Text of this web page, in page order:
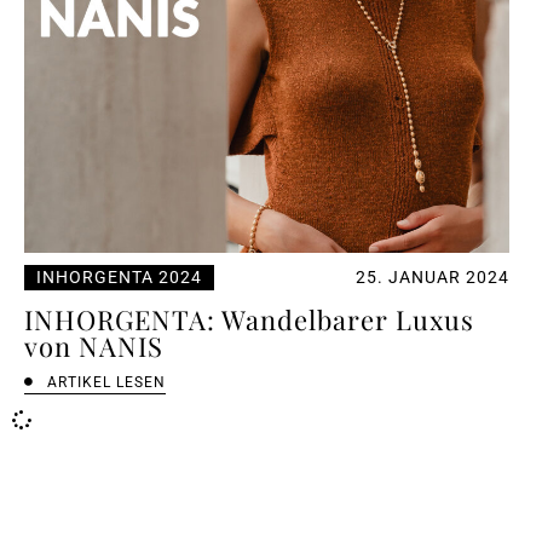
INHORGENTA 2024 25. JANUAR 2024
INHORGENTA: Wandelbarer Luxus
von NANIS
ARTIKEL LESEN